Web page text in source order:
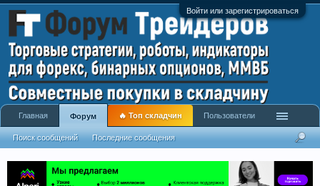
Войти или зарегистрироваться
Главная Форум
Поиск сообщений Последние сообщения
🔥 Топ складчин Пользователи